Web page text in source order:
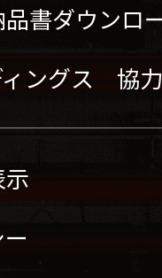
書ダウンロ
ィングス 協